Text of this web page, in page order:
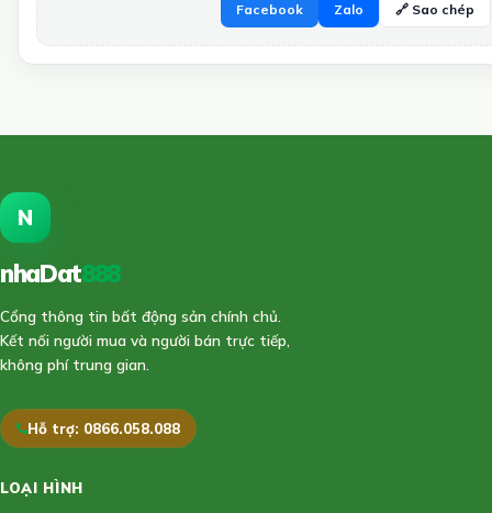
Facebook Zalo 🔗 Sao chép
N
nhaDat888
Cổng thông tin bất động sản chính chủ.
Kết nối người mua và người bán trực tiếp,
không phí trung gian.
Hỗ trợ: 0866.058.088
LOẠI HÌNH